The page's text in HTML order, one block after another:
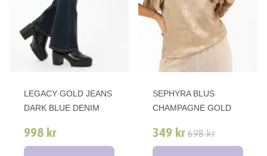
LEGACY GOLD JEANS
DARK BLUE DENIM
998 kr
SEPHYRA BLUS
CHAMPAGNE GOLD
349 kr 698 kr